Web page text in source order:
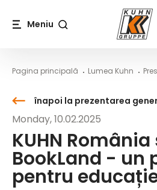
KUHN România și BookLand -
Meniu
Pagina principală Lumea Kuhn
înapoi la prezentarea
Monday, 10.02.2025
KUHN România
BookLand - un
pentru